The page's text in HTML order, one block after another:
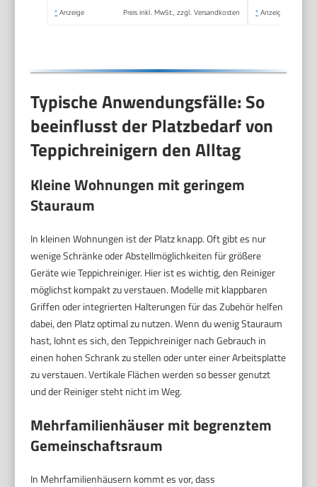
* Anzeige Preis inkl. MwSt., zzgl. Versandkosten * Anzeige
Typische Anwendungsfälle: So
beeinflusst der Platzbedarf von
Teppichreinigern den Alltag
Kleine Wohnungen mit geringem
Stauraum
In kleinen Wohnungen ist der Platz knapp. Oft gibt es nur
wenige Schränke oder Abstellmöglichkeiten für größere
Geräte wie Teppichreiniger. Hier ist es wichtig, den Reiniger
möglichst kompakt zu verstauen. Modelle mit klappbaren
Griffen oder integrierten Halterungen für das Zubehör helfen
dabei, den Platz optimal zu nutzen. Wenn du wenig Stauraum
hast, lohnt es sich, den Teppichreiniger nach Gebrauch in
einen hohen Schrank zu stellen oder unter einer Arbeitsplatte
zu verstauen. Vertikale Flächen werden so besser genutzt
und der Reiniger steht nicht im Weg.
Mehrfamilienhäuser mit begrenztem
Gemeinschaftsraum
In Mehrfamilienhäusern kommt es vor, dass